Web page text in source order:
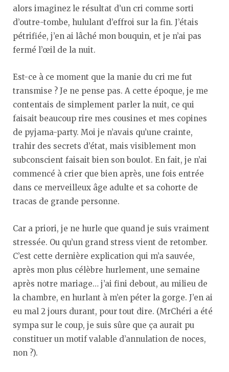
alors imaginez le résultat d’un cri comme sorti
d’outre-tombe, hululant d’effroi sur la fin. J’étais
pétrifiée, j’en ai lâché mon bouquin, et je n’ai pas
fermé l’œil de la nuit.
Est-ce à ce moment que la manie du cri me fut
transmise ? Je ne pense pas. A cette époque, je me
contentais de simplement parler la nuit, ce qui
faisait beaucoup rire mes cousines et mes copines
de pyjama-party. Moi je n’avais qu’une crainte,
trahir des secrets d’état, mais visiblement mon
subconscient faisait bien son boulot. En fait, je n’ai
commencé à crier que bien après, une fois entrée
dans ce merveilleux âge adulte et sa cohorte de
tracas de grande personne.
Car a priori, je ne hurle que quand je suis vraiment
stressée. Ou qu’un grand stress vient de retomber.
C’est cette dernière explication qui m’a sauvée,
après mon plus célèbre hurlement, une semaine
après notre mariage… j’ai fini debout, au milieu de
la chambre, en hurlant à m’en péter la gorge. J’en ai
eu mal 2 jours durant, pour tout dire. (MrChéri a été
sympa sur le coup, je suis sûre que ça aurait pu
constituer un motif valable d’annulation de noces,
non ?).